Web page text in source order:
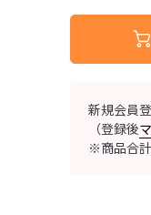
新規会員
（登録後
※商品合